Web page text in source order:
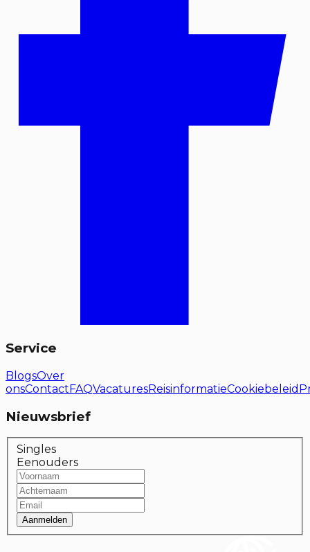
Service
BlogsOver
onsContactFAQVacaturesReisinformatieCookiebeleid
Nieuwsbrief
Singles
Eenouders
Aanmelden